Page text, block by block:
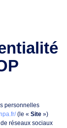
personnelles
(le « Site »)
réseaux sociaux